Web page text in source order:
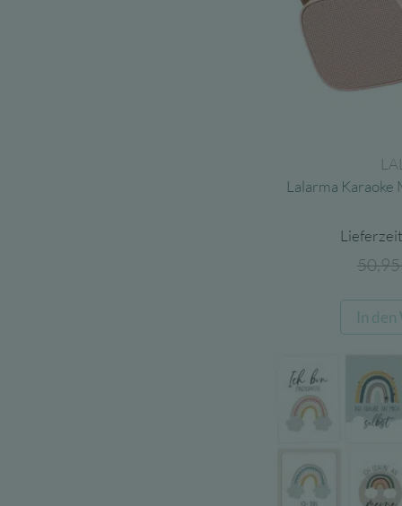
Lalarma
In